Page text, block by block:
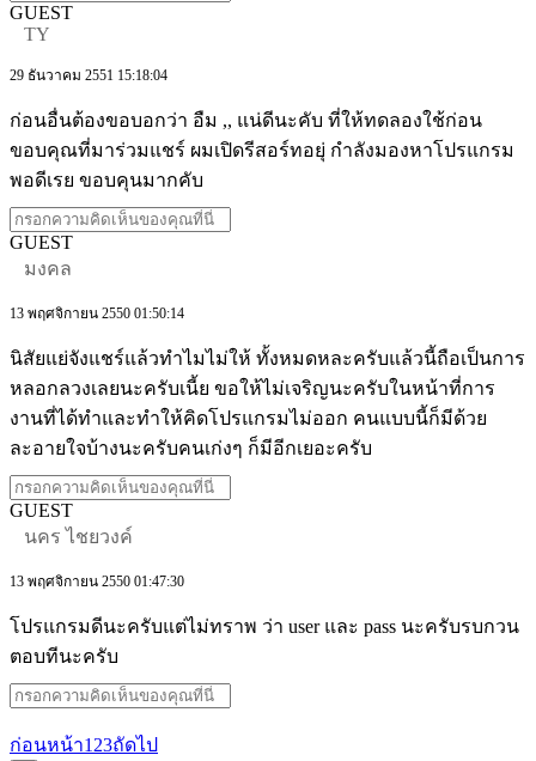
GUEST
TY
29 ธันวาคม 2551 15:18:04
ก่อนอื่นต้องขอบอกว่า อืม ,, แน่ดีนะคับ ที่ให้ทดลองใช้ก่อน
ขอบคุณที่มาร่วมแชร์ ผมเปิดรีสอร์ทอยุ่ กำลังมองหาโปรแกรม
พอดีเรย ขอบคุนมากคับ
GUEST
มงคล
13 พฤศจิกายน 2550 01:50:14
นิสัยแย่จังแชร์แล้วทำไมไม่ให้ ทั้งหมดหละครับแล้วนี้ถือเป็นการ
หลอกลวงเลยนะครับเนี้ย ขอให้ไม่เจริญนะครับในหน้าที่การ
งานที่ได้ทำและทำให้คิดโปรแกรมไม่ออก คนแบบนี้ก็มีด้วย
ละอายใจบ้างนะครับคนเก่งๆ ก็มีอีกเยอะครับ
GUEST
นคร ไชยวงค์
13 พฤศจิกายน 2550 01:47:30
โปรแกรมดีนะครับแต่ไม่ทราพ ว่า user และ pass นะครับรบกวน
ตอบทีนะครับ
ก่อนหน้า1 23ถัดไป